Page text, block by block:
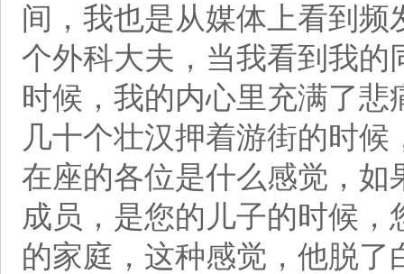
间，我也是从媒体上看到
个外科大夫，当我看到我
时候，我的内心里充满了
几十个壮汉押着游街的时
在座的各位是什么感觉，
成员，是您的儿子的时候
的家庭，这种感觉，他脱